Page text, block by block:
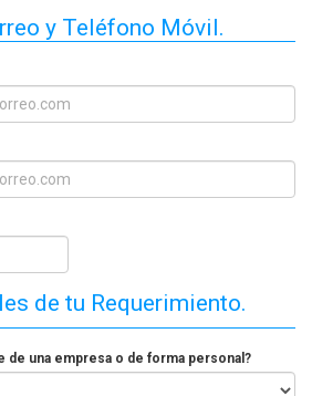
y Teléfono Móvil.
de tu Requerimiento.
de una empresa o de forma personal?